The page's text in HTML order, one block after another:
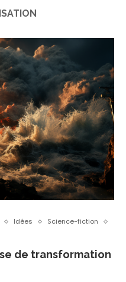
Idées
Science-fiction
de transformation